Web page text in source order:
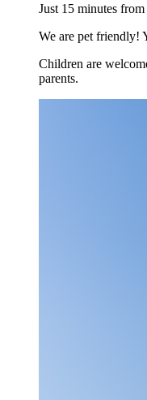
Just 15 minutes
We are pet friendly!
Children are
parents.